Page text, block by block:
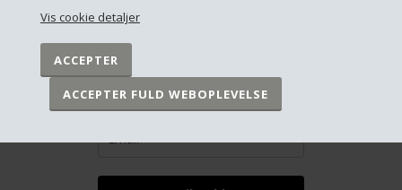
Vis cookie detaljer
Aurea Plakater
5044 6800
Få inspiration og gode tilbud